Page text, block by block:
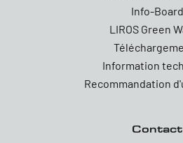
Info-Board
LIROS Green
Information
Recommandation
Contact